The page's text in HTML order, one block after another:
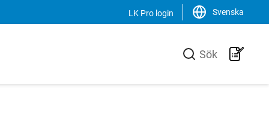
LK Pro login Svenska
Sök